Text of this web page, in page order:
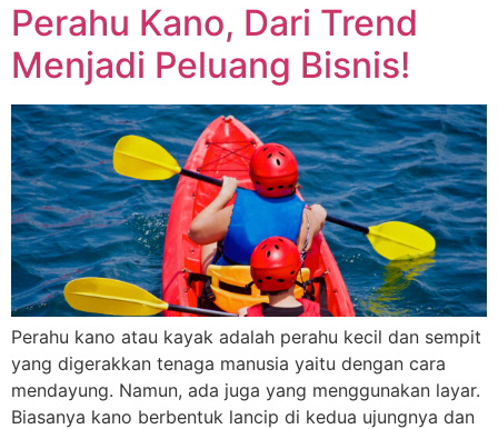
Perahu Kano, Dari Trend
Menjadi Peluang Bisnis!
Perahu kano atau kayak adalah perahu kecil dan sempit
yang digerakkan tenaga manusia yaitu dengan cara
mendayung. Namun, ada juga yang menggunakan layar.
Biasanya kano berbentuk lancip di kedua ujungnya dan